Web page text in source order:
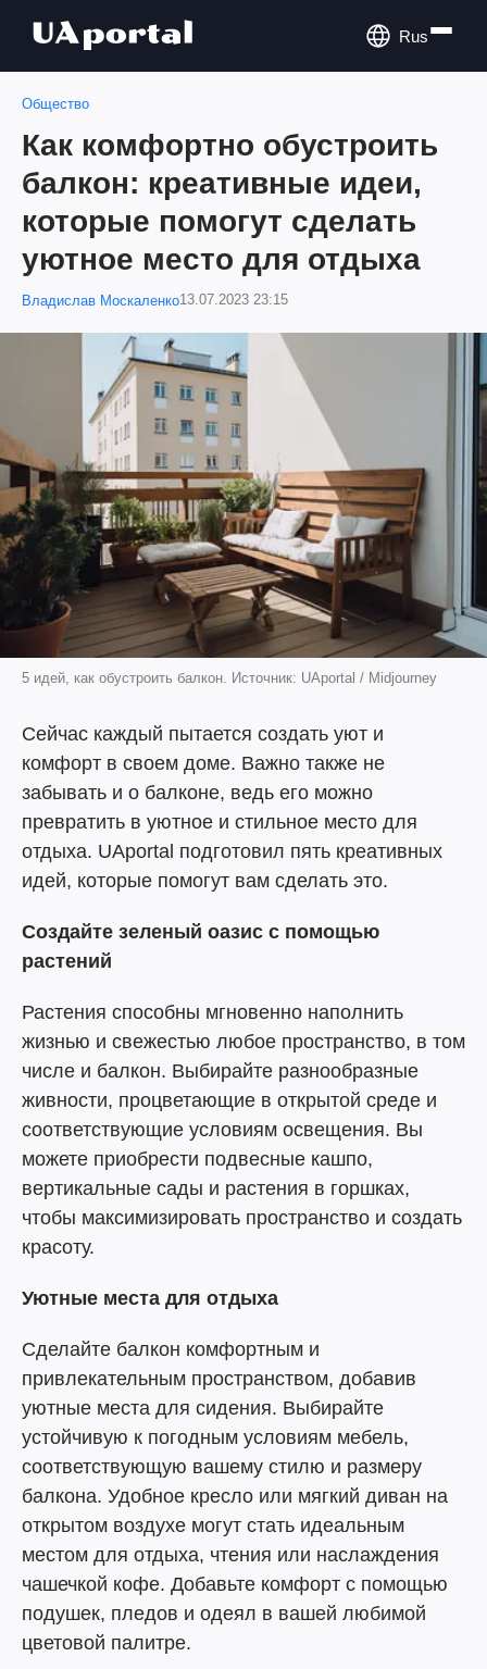
Rus
Общество
Как комфортно обустроить
балкон: креативные идеи,
которые помогут сделать
уютное место для отдыха
Владислав Москаленко13.07.2023 23:15
5 идей, как обустроить балкон. Источник: UAportal / Midjourney
Сейчас каждый пытается создать уют и
комфорт в своем доме. Важно также не
забывать и о балконе, ведь его можно
превратить в уютное и стильное место для
отдыха. UAportal подготовил пять креативных
идей, которые помогут вам сделать это.
Создайте зеленый оазис с помощью
растений
Растения способны мгновенно наполнить
жизнью и свежестью любое пространство, в том
числе и балкон. Выбирайте разнообразные
живности, процветающие в открытой среде и
соответствующие условиям освещения. Вы
можете приобрести подвесные кашпо,
вертикальные сады и растения в горшках,
чтобы максимизировать пространство и создать
красоту.
Уютные места для отдыха
Сделайте балкон комфортным и
привлекательным пространством, добавив
уютные места для сидения. Выбирайте
устойчивую к погодным условиям мебель,
соответствующую вашему стилю и размеру
балкона. Удобное кресло или мягкий диван на
открытом воздухе могут стать идеальным
местом для отдыха, чтения или наслаждения
чашечкой кофе. Добавьте комфорт с помощью
подушек, пледов и одеял в вашей любимой
цветовой палитре.